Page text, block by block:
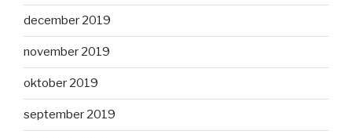
december 2019
november 2019
oktober 2019
september 2019